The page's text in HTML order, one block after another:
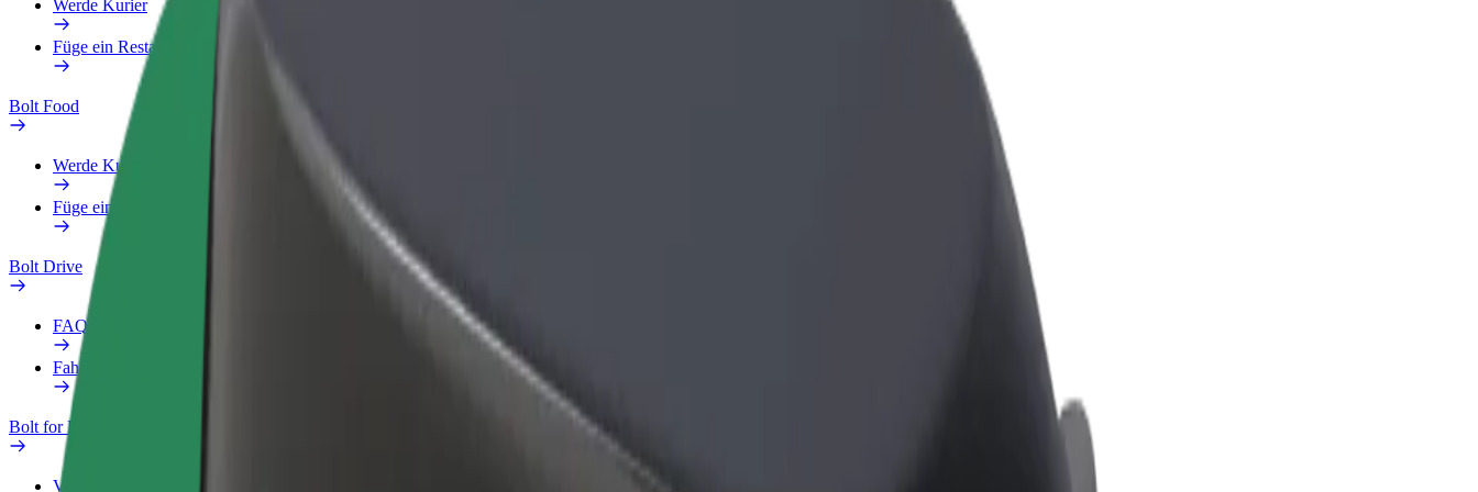
Werde Kurier
Füge ein Restaurant oder Geschäft hinzu
Bolt Food
Werde Kurier
Füge ein Restaurant oder Geschäft hinzu
Bolt Drive
FAQ
Fahrzeug melden
Bolt for Business
Vorteile